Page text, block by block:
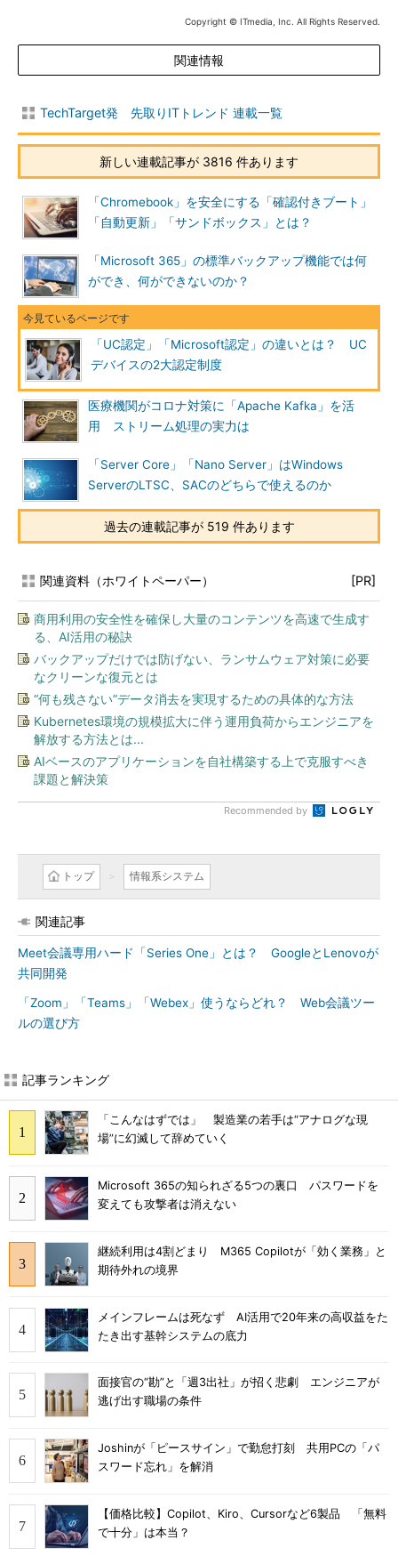
Copyright © ITmedia, Inc. All Rights Reserved.
関連情報
TechTarget発 先取りITトレンド 連載一覧
新しい連載記事が 3816 件あります
「Chromebook」を安全にする「確認付きブート」
「自動更新」「サンドボックス」とは？
「Microsoft 365」の標準バックアップ機能では何
ができ、何ができないのか？
「UC認定」「Microsoft認定」の違いとは？ UC
デバイスの2大認定制度
医療機関がコロナ対策に「Apache Kafka」を活
用 ストリーム処理の実力は
「Server Core」「Nano Server」はWindows
ServerのLTSC、SACのどちらで使えるのか
過去の連載記事が 519 件あります
関連資料（ホワイトペーパー） [PR]
商用利用の安全性を確保し大量のコンテンツを高速で生成す
る、AI活用の秘訣
バックアップだけでは防げない、ランサムウェア対策に必要
なクリーンな復元とは
“何も残さない”データ消去を実現するための具体的な方法
Kubernetes環境の規模拡大に伴う運用負荷からエンジニアを
解放する方法とは...
AIベースのアプリケーションを自社構築する上で克服すべき
課題と解決策
Recommended by
トップ 情報系システム
関連記事
Meet会議専用ハード「Series One」とは？ GoogleとLenovoが
共同開発
「Zoom」「Teams」「Webex」使うならどれ？ Web会議ツー
ルの選び方
記事ランキング
「こんなはずでは」 製造業の若手は“アナログな現
場”に幻滅して辞めていく
Microsoft 365の知られざる5つの裏口 パスワードを
変えても攻撃者は消えない
継続利用は4割どまり M365 Copilotが「効く業務」と
期待外れの境界
メインフレームは死なず AI活用で20年来の高収益をた
たき出す基幹システムの底力
面接官の“勘”と「週3出社」が招く悲劇 エンジニアが
逃げ出す職場の条件
Joshinが「ピースサイン」で勤怠打刻 共用PCの「パ
スワード忘れ」を解消
【価格比較】Copilot、Kiro、Cursorなど6製品 「無料
で十分」は本当？